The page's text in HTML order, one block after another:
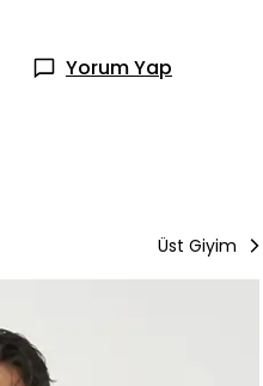
Yorum Yap
Üst Giyim